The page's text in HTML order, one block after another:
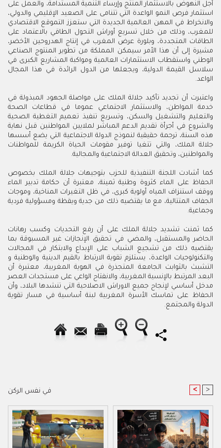
أجل النهوض بالاستثمار المنتج وإرساء التنمية المستدامة، والعمل على
استثمار فرص النمو الواعدة التي تتنامى على الصعيد الإقليمي والدولي،
والانخراط في المهن العالمية الجديدة التي ستعزز التموقع الاقتصادي
للمغرب، وذلك من خلال تسريع أوراش التحول الطاقي بالاعتماد على
الطاقات المتجددة، وبلورة عرض المغرب في إنتاج الهدروحين الأخضر،
مشيرة إلى أن هذا الأمر سيمكن المملكة من تطوير المنتوج الصناعي
الوطني واستقطاب الاستثمارات العالمية ومواكبة المشاريع الكبرى في
سلاسل القيمة الدولية، ويجعلها من الدول الرائدة في هذا المجال
الواعد.
واعتبرت أن تجديد تأكيد جلالة الملك على مواصلة الجهود المبذولة في
خدمة المواطن، والاستثمار الاجتماعي عموما في قطاعات الصحة
والتعليم والتشغيل والسكن، وتسريع تنفيذ تعميم التغطية الصحية
والشروع في أجرأة تقديم الدعم المباشر لملايين المواطنين قبل نهاية
هذه السنة، ترجمة حقيقية لنموذج الدولة الاجتماعية التي يضع أسسها
جلالة الملك، والتي تتغيا توفير مقومات الحياة الكريمة للمواطنات
والمواطنين، وتحقيق العدالة الاجتماعية والمجالية.
كما أشادت اللجنة التنفيذية للحزب بتوجيهات جلالة الملك بخصوص
الحفاظ على الماء كثروة وطنية ثمينة، معتبرة أن حكامة تدبير الماء
ووقف استنزاف المياه أولوية كبرى، في ظل التغيرات المناخية، وموجات
الجفاف المتتالية، مع ما يقتضيه ذلك من جدية ويقظة ومسؤولية فردية
وجماعية.
كما ثمنت تشديد جلالة الملك على أن رفع التحديات وكسب رهانات
الحاضر والمستقبل، والمضي في تحقيق الإنجازات غير المسبوقة بما
يقتضيه ذلك من تشجيع الشباب على الإبداع والابتكار في المجالات
والتكنولوجيات الواعدة، يستلزم تقوية الارتباط بالقيم الدينية والوطنية و
التشبث بالثوابت الجامعة المتجذرة في الهوية المغربية، معتبرة أن
البعد المرتبط بالإنسية المغربية، والانفتاح الواعي على مستجدات العصر
مدخل أساسي لإنجاح جميع الاوراش الاصلاحية التي تنشدها البلاد، وأن
الحفاظ على تماسك الأسرة المغربية لبنة أساسية في مسار تقوية
الدولة والمجتمع.
في نفس الركن < >